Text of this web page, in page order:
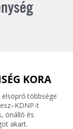
KORA
többsége
t
önálló és
akart.